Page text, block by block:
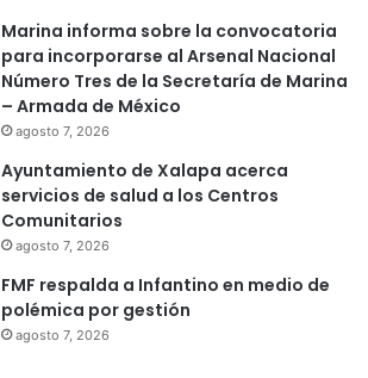
Marina informa sobre la convocatoria
para incorporarse al Arsenal Nacional
Número Tres de la Secretaría de Marina
– Armada de México
agosto 7, 2026
Ayuntamiento de Xalapa acerca
servicios de salud a los Centros
Comunitarios
agosto 7, 2026
FMF respalda a Infantino en medio de
polémica por gestión
agosto 7, 2026